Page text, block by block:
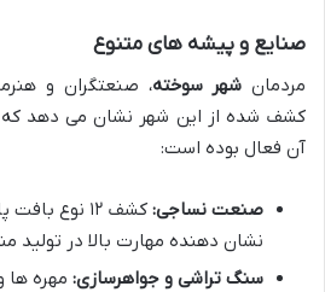
صنایع و پیشه های متنوع
مردمان شهر سوخته، صنعتگران و
کشف شده از این شهر نشان می دهد
آن فعال بوده است:
صنعت نساجی:
کشف ۱۲ نوع
نشان دهنده مهارت بالا در
سنگ تراشی و جواهرسازی: مهره ها